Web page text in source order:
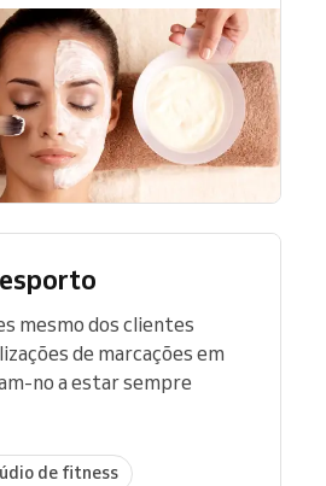
mesmo dos clientes
de marcações em
no a estar sempre
de fitness